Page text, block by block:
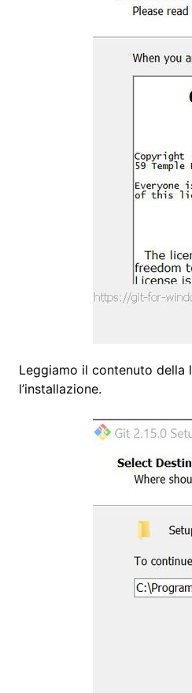
Leggiamo il contenuto della
l’installazione.